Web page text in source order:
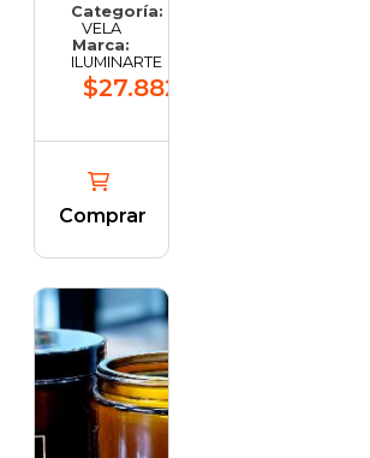
Categoría:
VELA
Marca:
ILUMINARTE
$27.882,25
Comprar